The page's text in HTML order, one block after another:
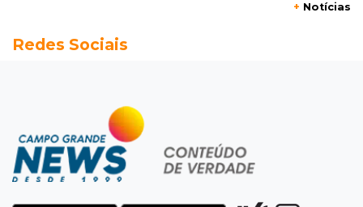
MS chega a 25 cachaças registradas e amplia
Fraude eletrônica
Idoso tem R$ 39,7 mil retirados da conta em
três transferências misteriosas
+ Notícias
Redes Sociais